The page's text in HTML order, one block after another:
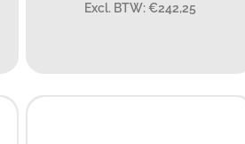
Excl. BTW: €242,25